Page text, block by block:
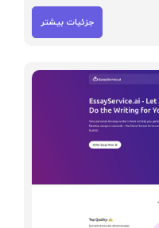
جزئیات بیشتر